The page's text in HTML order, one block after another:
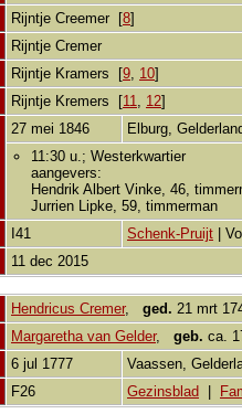
Rijntje Creemer [8]
Rijntje Cremer
Rijntje Kramers [9 10]
Rijntje Kremers [11 12]
27 mei 1846 Elburg,
11:30 u.; Westerkwartier
aangevers:
Hendrik Albert Vinke, 46,
Jurrien Lipke, 59, timmerman
I41 Schenk-Pruijt |
11 dec 2015
Hendricus Cremer, ged. 21 mrt
Margaretha van Gelder, geb. ca.
6 jul 1777 Vaassen,
F26 Gezinsblad |